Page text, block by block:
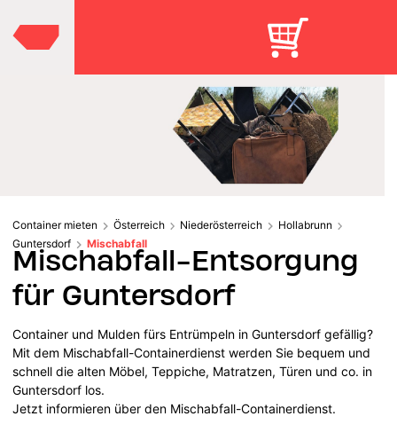
Container mieten Österreich Niederösterreich
Hollabrunn
Guntersdorf
Mischabfall
Mischabfall-Entsorgung
für Guntersdorf
Container und Mulden fürs Entrümpeln in Guntersdorf gefällig?
Mit dem Mischabfall-Containerdienst werden Sie bequem und
schnell die alten Möbel, Teppiche, Matratzen, Türen und co. in
Guntersdorf los.
Jetzt informieren über den Mischabfall-Containerdienst.